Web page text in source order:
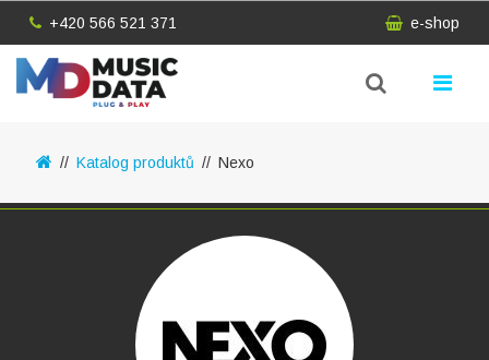
+420 566 521 371 e-shop
Katalog produktů Nexo